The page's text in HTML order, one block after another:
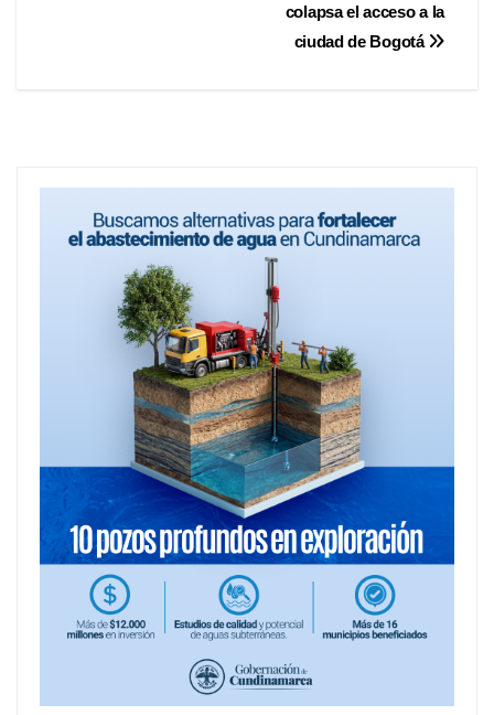
colapsa el acceso a la
ciudad de Bogotá